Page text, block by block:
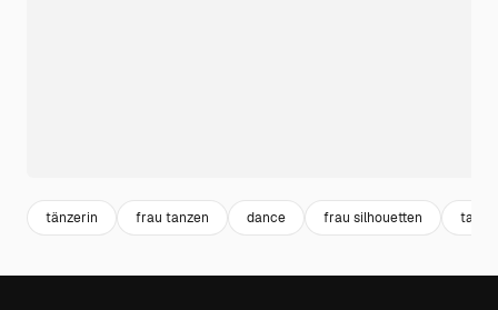
tänzerin frau tanzen dance frau silhouetten